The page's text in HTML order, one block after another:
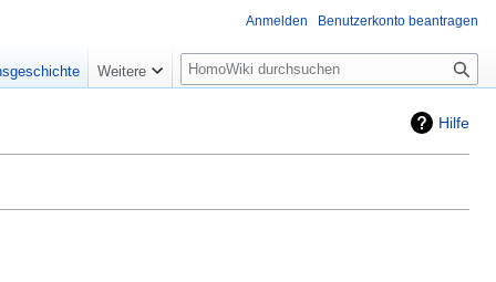
Hilfe
Anmelden Benutzerkonto beantragen
Weitere
Suche